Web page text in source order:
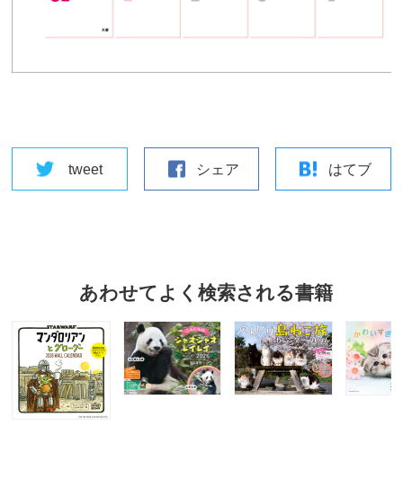
tweet シェア はてブ
あわせてよく検索される書籍